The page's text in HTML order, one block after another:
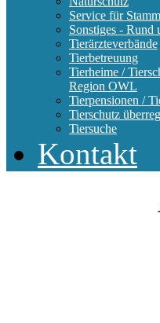
Service für
Sonstiges -
Tierärzteverbände
Tierbetreuung
Tierheime /
Region OWL
Tierpensionen /
Tierschutz
Tiersuche
Kontakt